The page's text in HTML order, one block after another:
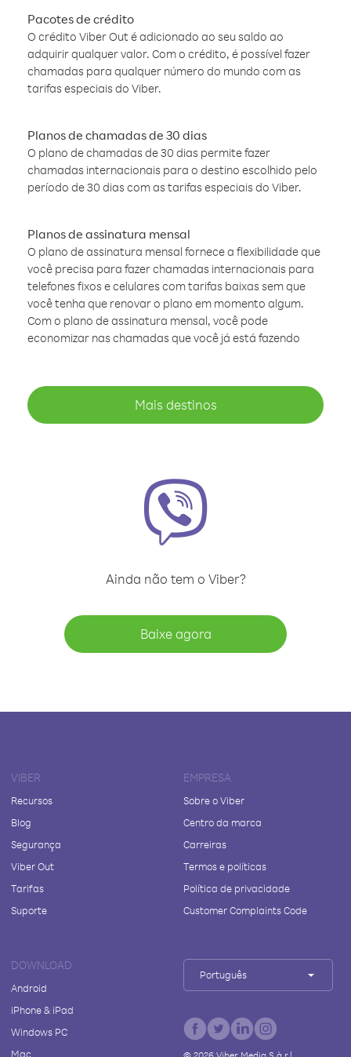
Pacotes de crédito
O crédito Viber Out é adicionado ao seu saldo ao
adquirir qualquer valor. Com o crédito, é possível fazer
chamadas para qualquer número do mundo com as
tarifas especiais do Viber.
Planos de chamadas de 30 dias
O plano de chamadas de 30 dias permite fazer
chamadas internacionais para o destino escolhido pelo
período de 30 dias com as tarifas especiais do Viber.
Planos de assinatura mensal
O plano de assinatura mensal fornece a flexibilidade que
você precisa para fazer chamadas internacionais para
telefones fixos e celulares com tarifas baixas sem que
você tenha que renovar o plano em momento algum.
Com o plano de assinatura mensal, você pode
economizar nas chamadas que você já está fazendo
Mais destinos
Ainda não tem o Viber?
Baixe agora
VIBER
Recursos
Blog
Segurança
Viber Out
Tarifas
Suporte
EMPRESA
Sobre o Viber
Centro da marca
Carreiras
Termos e políticas
Política de privacidade
Customer Complaints Code
DOWNLOAD
Android
iPhone & iPad
Windows PC
Mac
Português